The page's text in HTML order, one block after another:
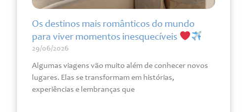
Os destinos mais românticos do mundo
para viver momentos inesquecíveis
29/06/2026
Algumas viagens vão muito além de conhecer novos
lugares. Elas se transformam em histórias,
experiências e lembranças que